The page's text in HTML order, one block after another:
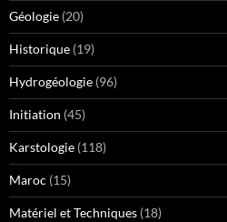
Géologie (20)
Historique (19)
Hydrogéologie (96)
Initiation (45)
Karstologie (118)
Maroc (15)
Matériel et Techniques (18)